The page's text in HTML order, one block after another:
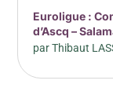
Euroligue :
d’Ascq –
parThibaut